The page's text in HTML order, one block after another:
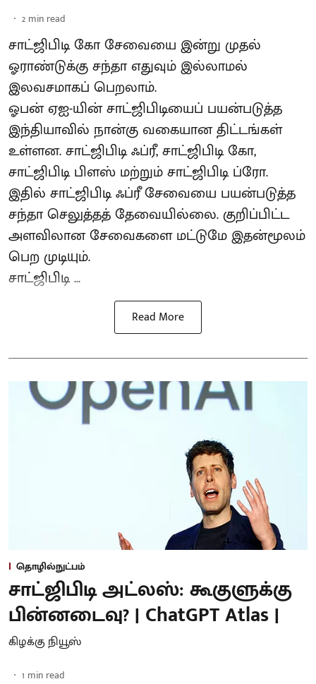
2 min read
சாட்ஜிபிடி கோ சேவையை இன்று முதல்
ஓராண்டுக்கு சந்தா எதுவும் இல்லாமல்
இலவசமாகப் பெறலாம்.
ஓபன் ஏஐ-யின் சாட்ஜிபிடியைப் பயன்படுத்த
இந்தியாவில் நான்கு வகையான திட்டங்கள்
உள்ளன. சாட்ஜிபிடி ஃப்ரீ, சாட்ஜிபிடி கோ,
சாட்ஜிபிடி பிளஸ் மற்றும் சாட்ஜிபிடி ப்ரோ.
இதில் சாட்ஜிபிடி ஃப்ரீ சேவையை பயன்படுத்த
சந்தா செலுத்தத் தேவையில்லை. குறிப்பிட்ட
அளவிலான சேவைகளை மட்டுமே இதன்மூலம்
பெற முடியும்.
சாட்ஜிபிடி ...
Read More
தொழில்நுட்பம்
சாட்ஜிபிடி அட்லஸ்: கூகுளுக்கு
பின்னடைவு? | ChatGPT Atlas |
கிழக்கு நியூஸ்
1 min read